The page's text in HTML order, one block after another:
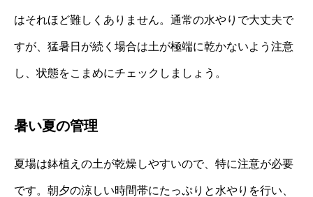
はそれほど難しくありません。通常の水やりで大丈夫で
すが、猛暑日が続く場合は土が極端に乾かないよう注意
し、状態をこまめにチェックしましょう。
暑い夏の管理
夏場は鉢植えの土が乾燥しやすいので、特に注意が必要
です。朝夕の涼しい時間帯にたっぷりと水やりを行い、